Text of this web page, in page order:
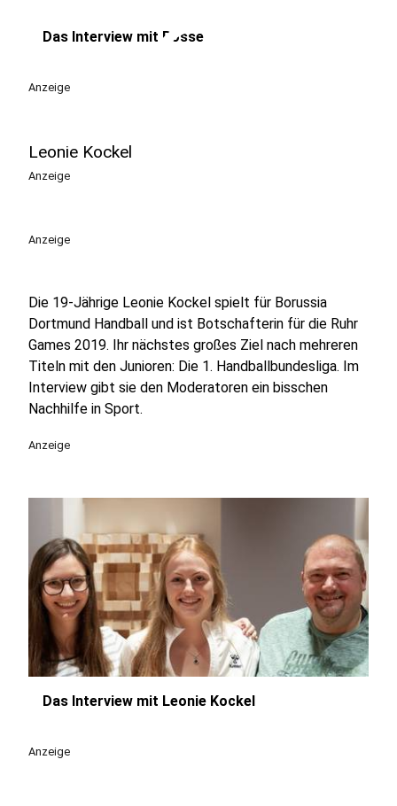
play_circle
Das Interview mit Bosse
Anzeige
Leonie Kockel
Anzeige
Anzeige
Die 19-Jährige Leonie Kockel spielt für Borussia
Dortmund Handball und ist Botschafterin für die Ruhr
Games 2019. Ihr nächstes großes Ziel nach mehreren
Titeln mit den Junioren: Die 1. Handballbundesliga. Im
Interview gibt sie den Moderatoren ein bisschen
Nachhilfe in Sport.
Anzeige
Das Interview mit Leonie Kockel
Anzeige